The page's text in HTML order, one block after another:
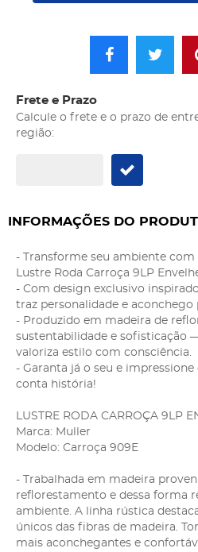
Frete e Prazo
Calcule o frete e o prazo de
região:
INFORMAÇÕES DO
- Transforme seu ambiente
Lustre Roda Carroça 9LP
- Com design exclusivo
traz personalidade e aconchego
- Produzido em madeira de
sustentabilidade e sofisticação
valoriza estilo com consciência.
- Garanta já o seu e
conta história!
LUSTRE RODA CARROÇA 9LP
Marca: Muller
Modelo: Carroça 909E
- Trabalhada em madeira
reflorestamento e dessa forma
ambiente. A linha rústica
únicos das fibras de madeira.
mais aconchegantes e